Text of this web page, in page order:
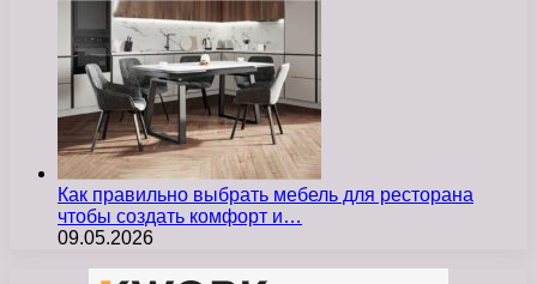
Как правильно выбрать мебель для ресторана
чтобы создать комфорт и…
09.05.2026